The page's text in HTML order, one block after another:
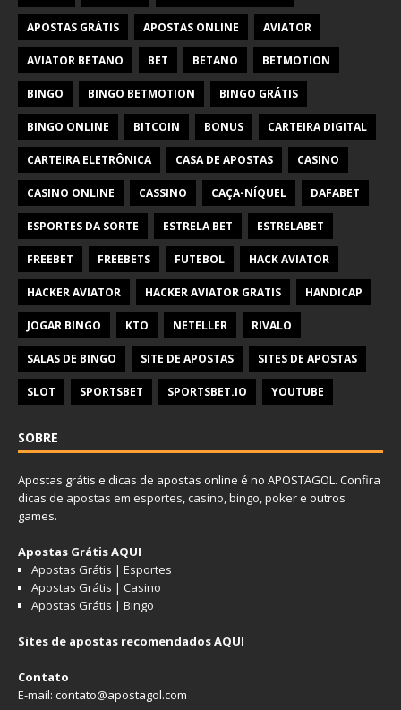
APOSTAS GRÁTIS APOSTAS ONLINE AVIATOR
AVIATOR BETANO BET BETANO BETMOTION
BINGO BINGO BETMOTION BINGO GRÁTIS
BINGO ONLINE BITCOIN BONUS CARTEIRA DIGITAL
CARTEIRA ELETRÔNICA CASA DE APOSTAS CASINO
CASINO ONLINE CASSINO CAÇA-NÍQUEL DAFABET
ESPORTES DA SORTE ESTRELA BET ESTRELABET
FREEBET FREEBETS FUTEBOL HACK AVIATOR
HACKER AVIATOR HACKER AVIATOR GRATIS HANDICAP
JOGAR BINGO KTO NETELLER RIVALO
SALAS DE BINGO SITE DE APOSTAS SITES DE APOSTAS
SLOT SPORTSBET SPORTSBET.IO YOUTUBE
SOBRE
Apostas grátis e dicas de apostas online é no APOSTAGOL. Confira
dicas de apostas em esportes,casino,bingo,pokere outros
games.
Apostas Grátis AQUI
Apostas Grátis | Esportes
Apostas Grátis | Casino
Apostas Grátis | Bingo
Sites de apostas recomendados AQUI
Contato
E-mail: contato@apostagol.com